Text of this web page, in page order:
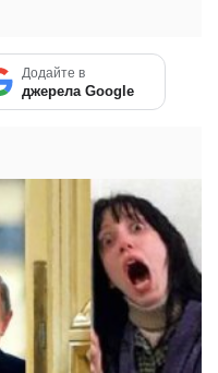
Додайте в
джерела Google